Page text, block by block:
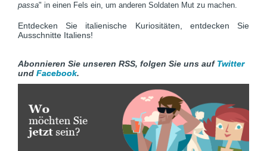
passa" in einen Fels ein, um anderen Soldaten Mut zu machen.
Entdecken Sie italienische Kuriositäten, entdecken Sie
Ausschnitte Italiens!
Abonnieren Sie unseren RSS, folgen Sie uns auf Twitter
und Facebook.